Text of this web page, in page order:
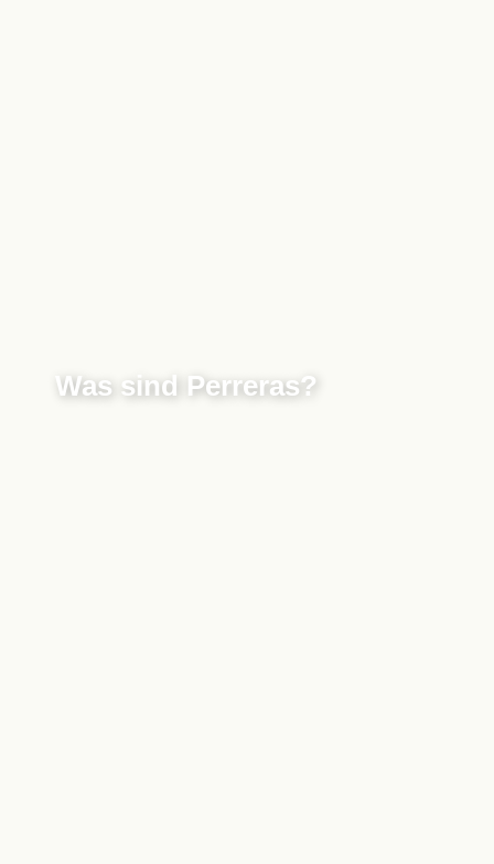
Was sind Perreras?